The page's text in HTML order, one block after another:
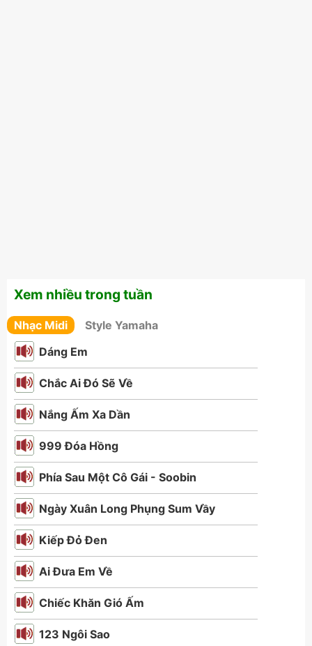
Xem nhiều trong tuần
Nhạc Midi
Style Yamaha
Dáng Em
Chắc Ai Đó Sẽ Về
Nắng Ấm Xa Dần
999 Đóa Hồng
Phía Sau Một Cô Gái - Soobin
Ngày Xuân Long Phụng Sum Vầy
Kiếp Đỏ Đen
Ai Đưa Em Về
Chiếc Khăn Gió Ấm
123 Ngôi Sao